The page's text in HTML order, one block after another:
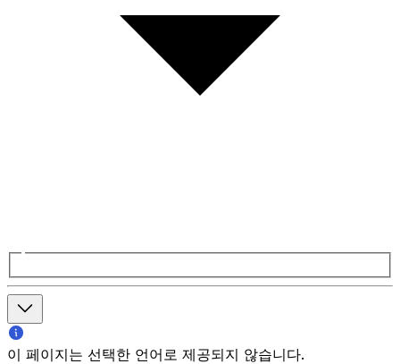
이 페이지는 선택한 언어로 제공되지 않습니다.